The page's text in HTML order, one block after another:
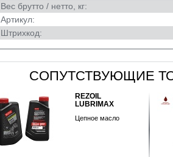
Вес брутто / нетто, кг:
Артикул:
Штрихкод:
СОПУТСТВУЮЩИЕ
REZOIL
моторное